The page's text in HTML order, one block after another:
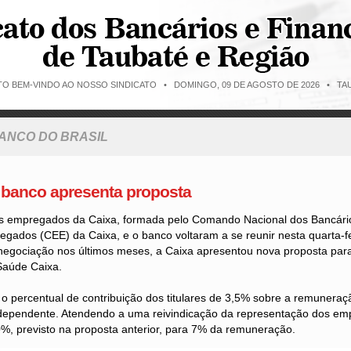
BEM-VINDO AO NOSSO SINDICATO • DOMINGO, 09 DE AGOSTO DE 2026 •
DO BRASIL
apresenta proposta
empregados da Caixa, formada pelo Comando Nacional dos
(CEE) da Caixa, e o banco voltaram a se reunir nesta quarta-
nos últimos meses, a Caixa apresentou nova proposta
Caixa.
percentual de contribuição dos titulares de 3,5% sobre a
Atendendo a uma reivindicação da representação dos
previsto na proposta anterior, para 7% da remuneração.